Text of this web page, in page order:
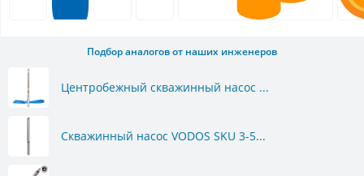
Подбор аналогов от наших инженеров
Центробежный скважинный насос ...
Скважинный насос VODOS SKU 3-5...